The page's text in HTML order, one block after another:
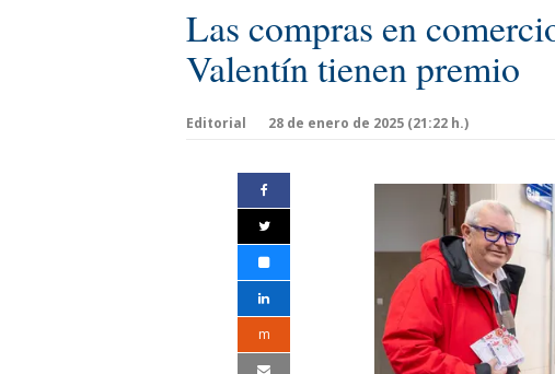
Las compras en
Valentín tienen premio
Editorial 28 de enero de 2025 (21:22 h.)
m